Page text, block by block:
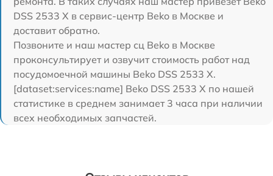
DSS 2533 X в сервис-центр Beko в Москве и
доставит обратно.
Позвоните и наш мастер сц Beko в Москве
проконсультирует и озвучит стоимость работ над
посудомоечной машины Beko DSS 2533 X.
[dataset:services:name] Beko DSS 2533 X по нашей
статистике в среднем занимает 3 часа при наличии
всех необходимых запчастей.